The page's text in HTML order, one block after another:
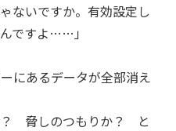
ないですか。有効設定し
ですよ……」
にあるデータが全部消え
？ 脅しのつもりか？ と